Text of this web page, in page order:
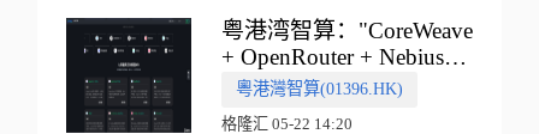
粤港湾智算："CoreWeave
+ OpenRouter + Nebius"
多向融合的中国智算新范
式
粵港灣智算(01396.HK)
格隆汇 05-22 14:20